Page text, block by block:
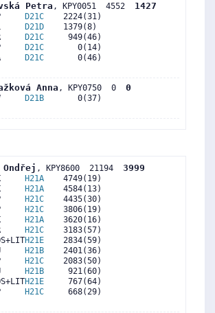
Petra , KPY0051  4552 1427
D21C
    2224(31)
D21D
    1379(8)
D21C
     949(46)
D21C
       0(14)
D21C
       0(46)
Anna , KPY0750  0 0
D21B
       0(37)
, KPY8600  21194 3999
H21A
    4749(19)
H21A
    4584(13)
H21C
    4435(30)
H21C
    3806(19)
H21A
    3620(16)
H21C
    3183(57)
H21E
    2834(59)
H21B
    2401(36)
H21C
    2083(50)
H21B
     921(60)
H21E
     767(64)
H21C
     668(29)